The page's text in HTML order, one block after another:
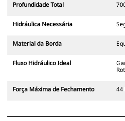
Profundidade Total
Hidráulica Necessária
Material da Borda
Fluxo Hidráulico Ideal
Força Máxima de Fechamento 44